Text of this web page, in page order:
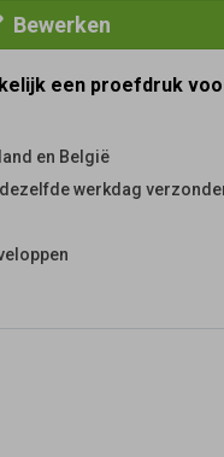
Bewerken
een proefdruk
en België
werkdag